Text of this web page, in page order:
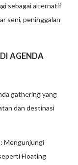
sebagai alternatif
seni, peninggalan
AGENDA
gathering yang
dan destinasi
Mengunjungi
Floating